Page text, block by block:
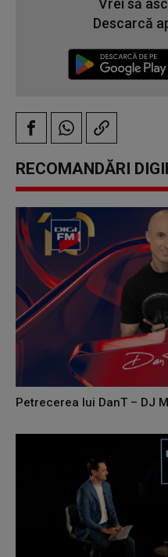
Vrei să
Descarcă
RECOMANDĂRI
Petrecerea lui DanT – DJ